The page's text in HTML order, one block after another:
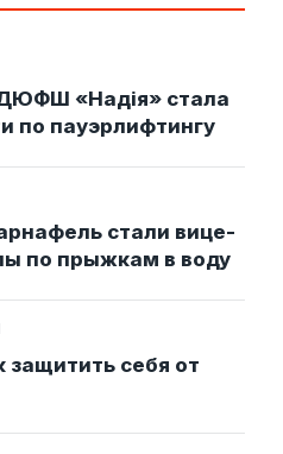
«Надія» стала
по пауэрлифтингу
стали вице-
по прыжкам в воду
защитить себя от